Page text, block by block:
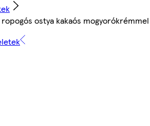
ostya kakaós